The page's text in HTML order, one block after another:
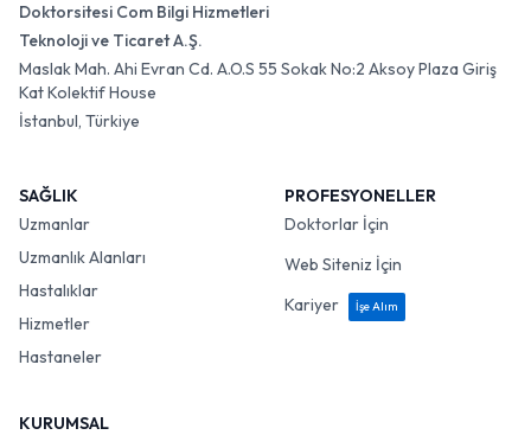
Doktorsitesi Com Bilgi Hizmetleri
Teknoloji ve Ticaret A.Ş.
Maslak Mah. Ahi Evran Cd. A.O.S 55 Sokak No:2 Aksoy Plaza Giriş
Kat Kolektif House
İstanbul, Türkiye
SAĞLIK
Uzmanlar
Uzmanlık Alanları
Hastalıklar
Hizmetler
Hastaneler
PROFESYONELLER
Doktorlar İçin
Web Siteniz İçin
Kariyer
İşe Alım
KURUMSAL